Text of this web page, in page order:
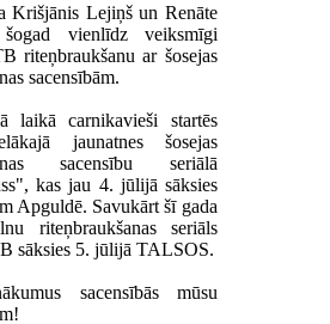
Krišjānis Lejiņš un Renāte
šogad vienlīdz veiksmīgi
riteņbraukšanu ar šosejas
sacensībām.
laikā carnikavieši startēs
jaunatnes šosejas
sacensību seriālā
kas jau 4. jūlijā sāksies
Apguldē. Savukārt šī gada
riteņbraukšanas seriāls
sāksies 5. jūlijā TALSOS.
sacensībās mūsu